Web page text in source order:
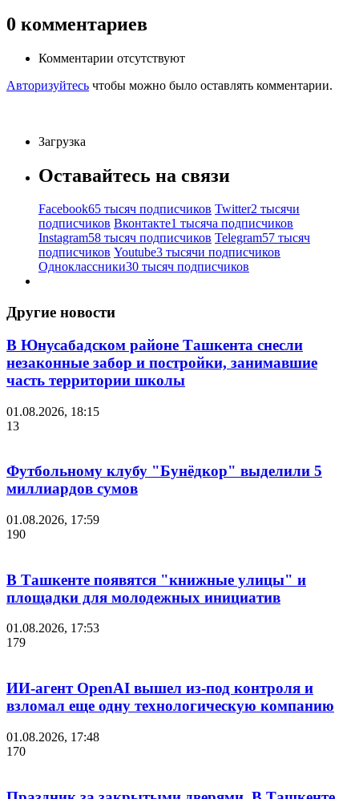
0 комментариев
Комментарии отсутствуют
Авторизуйтесь чтобы можно было оставлять комментарии.
Загрузка
Оставайтесь на связи
Facebook65 тысяч подписчиков Twitter2 тысячи
подписчиков Вконтакте1 тысяча подписчиков
Instagram58 тысяч подписчиков Telegram57 тысяч
подписчиков Youtube3 тысячи подписчиков
Одноклассники30 тысяч подписчиков
Другие новости
В Юнусабадском районе Ташкента снесли
незаконные забор и постройки, занимавшие
часть территории школы
01.08.2026, 18:15
13
Футбольному клубу "Бунёдкор" выделили 5
миллиардов сумов
01.08.2026, 17:59
190
В Ташкенте появятся "книжные улицы" и
площадки для молодежных инициатив
01.08.2026, 17:53
179
ИИ-агент OpenAI вышел из-под контроля и
взломал еще одну технологическую компанию
01.08.2026, 17:48
170